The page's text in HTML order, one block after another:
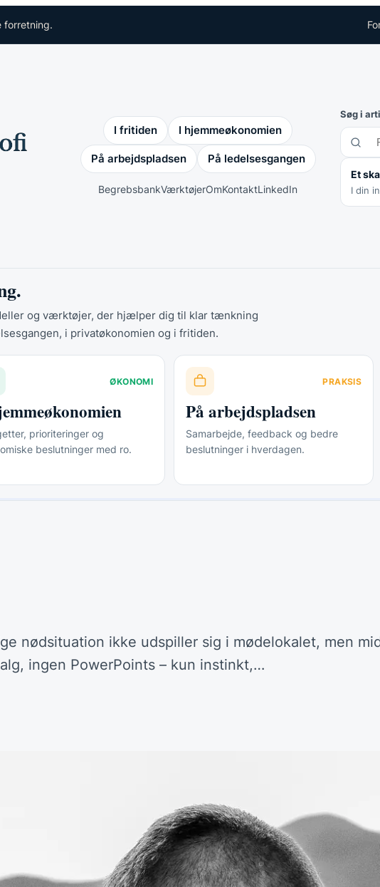
forretning.
I fritiden I hjemmeøkonomien
På arbejdspladsen På ledelsesgangen
BegrebsbankVærktøjerOmKontaktLinkedIn
Søg i
Et
I din
og værktøjer, der hjælper dig til klar tænkning
i privatøkonomien og i fritiden.
ØKONOMI
prioriteringer og
beslutninger med ro.
PRAKSIS
På arbejdspladsen
Samarbejde, feedback og bedre
beslutninger i hverdagen.
nød­situa­tion ikke udspiller sig i mødelokalet, men
ingen PowerPoints – kun instinkt,…